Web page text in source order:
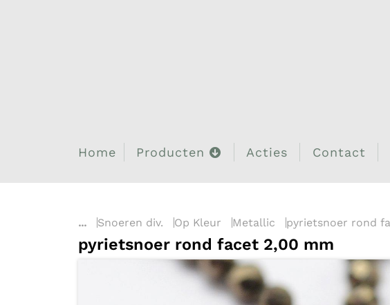
Home Producten Acties Contact
... Snoeren div. Op Kleur Metallic pyrietsnoer rond
pyrietsnoer rond facet 2,00 mm